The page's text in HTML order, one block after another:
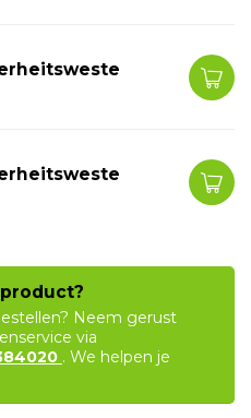
Neem gerust
via
. We helpen je